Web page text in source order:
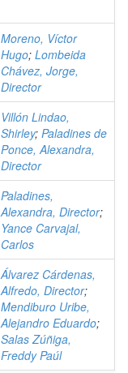
Moreno, Víctor
Hugo; Lombeida
Chávez, Jorge,
Director
Villón Lindao,
Shirley; Paladines de
Ponce, Alexandra,
Director
Paladines,
Alexandra, Director;
Yance Carvajal,
Carlos
Álvarez Cárdenas,
Alfredo, Director;
Mendiburo Uribe,
Alejandro Eduardo;
Salas Zúñiga,
Freddy Paúl